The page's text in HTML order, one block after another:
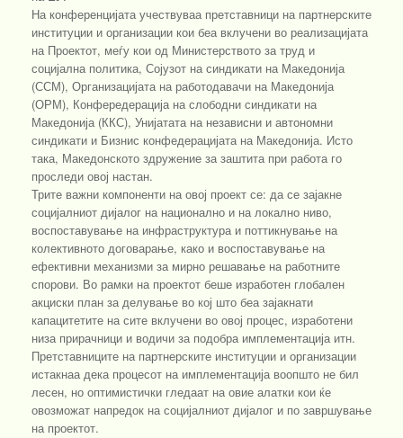
На конференцијата учествуваа претставници на партнерските
институции и организации кои беа вклучени во реализацијата
на Проектот, меѓу кои од Министерството за труд и
социјална политика, Сојузот на синдикати на Македонија
(ССМ), Организацијата на работодавачи на Македонија
(ОРМ), Конфередерација на слободни синдикати на
Македонија (ККС), Унијатата на независни и автономни
синдикати и Бизнис конфедерацијата на Македонија. Исто
така, Македонското здружение за заштита при работа го
проследи овој настан.
Трите важни компоненти на овој проект се: да се зајакне
социјалниот дијалог на национално и на локално ниво,
воспоставување на инфраструктура и поттикнување на
колективното договарање, како и воспоставување на
ефективни механизми за мирно решавање на работните
спорови. Во рамки на проектот беше изработен глобален
акциски план за делување во кој што беа зајакнати
капацитетите на сите вклучени во овој процес, изработени
низа прирачници и водичи за подобра имплементација итн.
Претставниците на партнерските институции и организации
истакнаа дека процесот на имплементација воопшто не бил
лесен, но оптимистички гледаат на овие алатки кои ќе
овозможат напредок на социјалниот дијалог и по завршување
на проектот.